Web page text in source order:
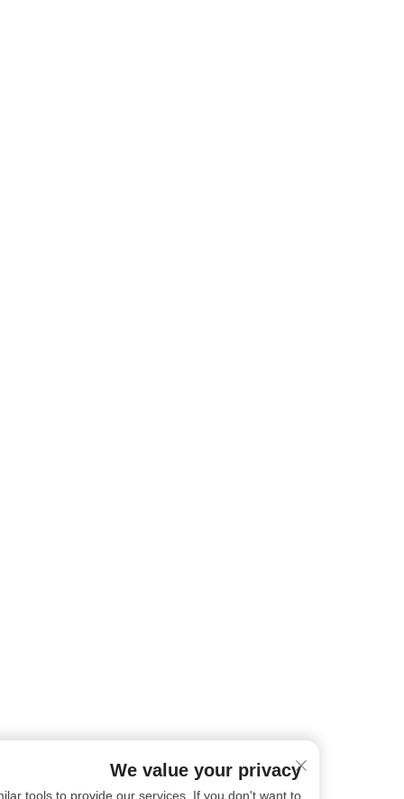
We value your privacy
and similar tools to provide our services. If you don't want to